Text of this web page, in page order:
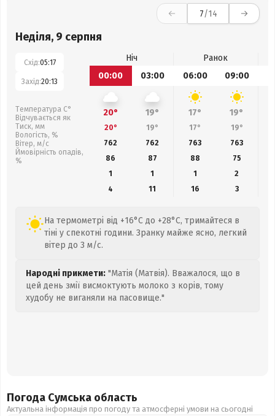
7/14
Неділя, 9 серпня
Схід:05:17
Захід:20:13
Температура С°
Відчувається як
Тиск, мм
Вологість, %
Вітер, м/с
Ймовірність опадів,
%
Ніч
Ранок
00:00
03:00 06:00 09:00
20° 19° 17° 19°
20° 19° 17° 19°
762
762 763 763
86
87 88 75
1
1 1
2
4
11 16 3
На термометрі від +16°C до +28°C, тримайтеся в
тіні у спекотні години. Зранку майже ясно, легкий
вітер до 3 м/с.
Народні прикмети: "Матія (Матвія). Вважалося, що в
цей день змії висмоктують молоко з корів, тому
худобу не виганяли на пасовище."
Погода Сумська область
Актуальна інформація про погоду та атмосферні умови на сьогодні